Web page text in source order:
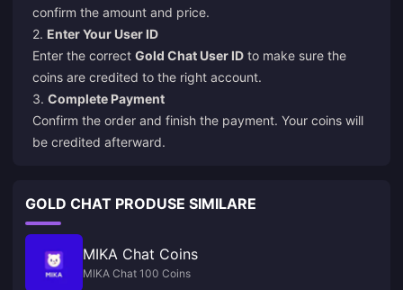
confirm the amount and price.
2. Enter Your User ID
Enter the correct Gold Chat User ID to make sure the
coins are credited to the right account.
3. Complete Payment
Confirm the order and finish the payment. Your coins will
be credited afterward.
GOLD CHAT PRODUSE SIMILARE
MIKA Chat Coins
MIKA Chat 100 Coins